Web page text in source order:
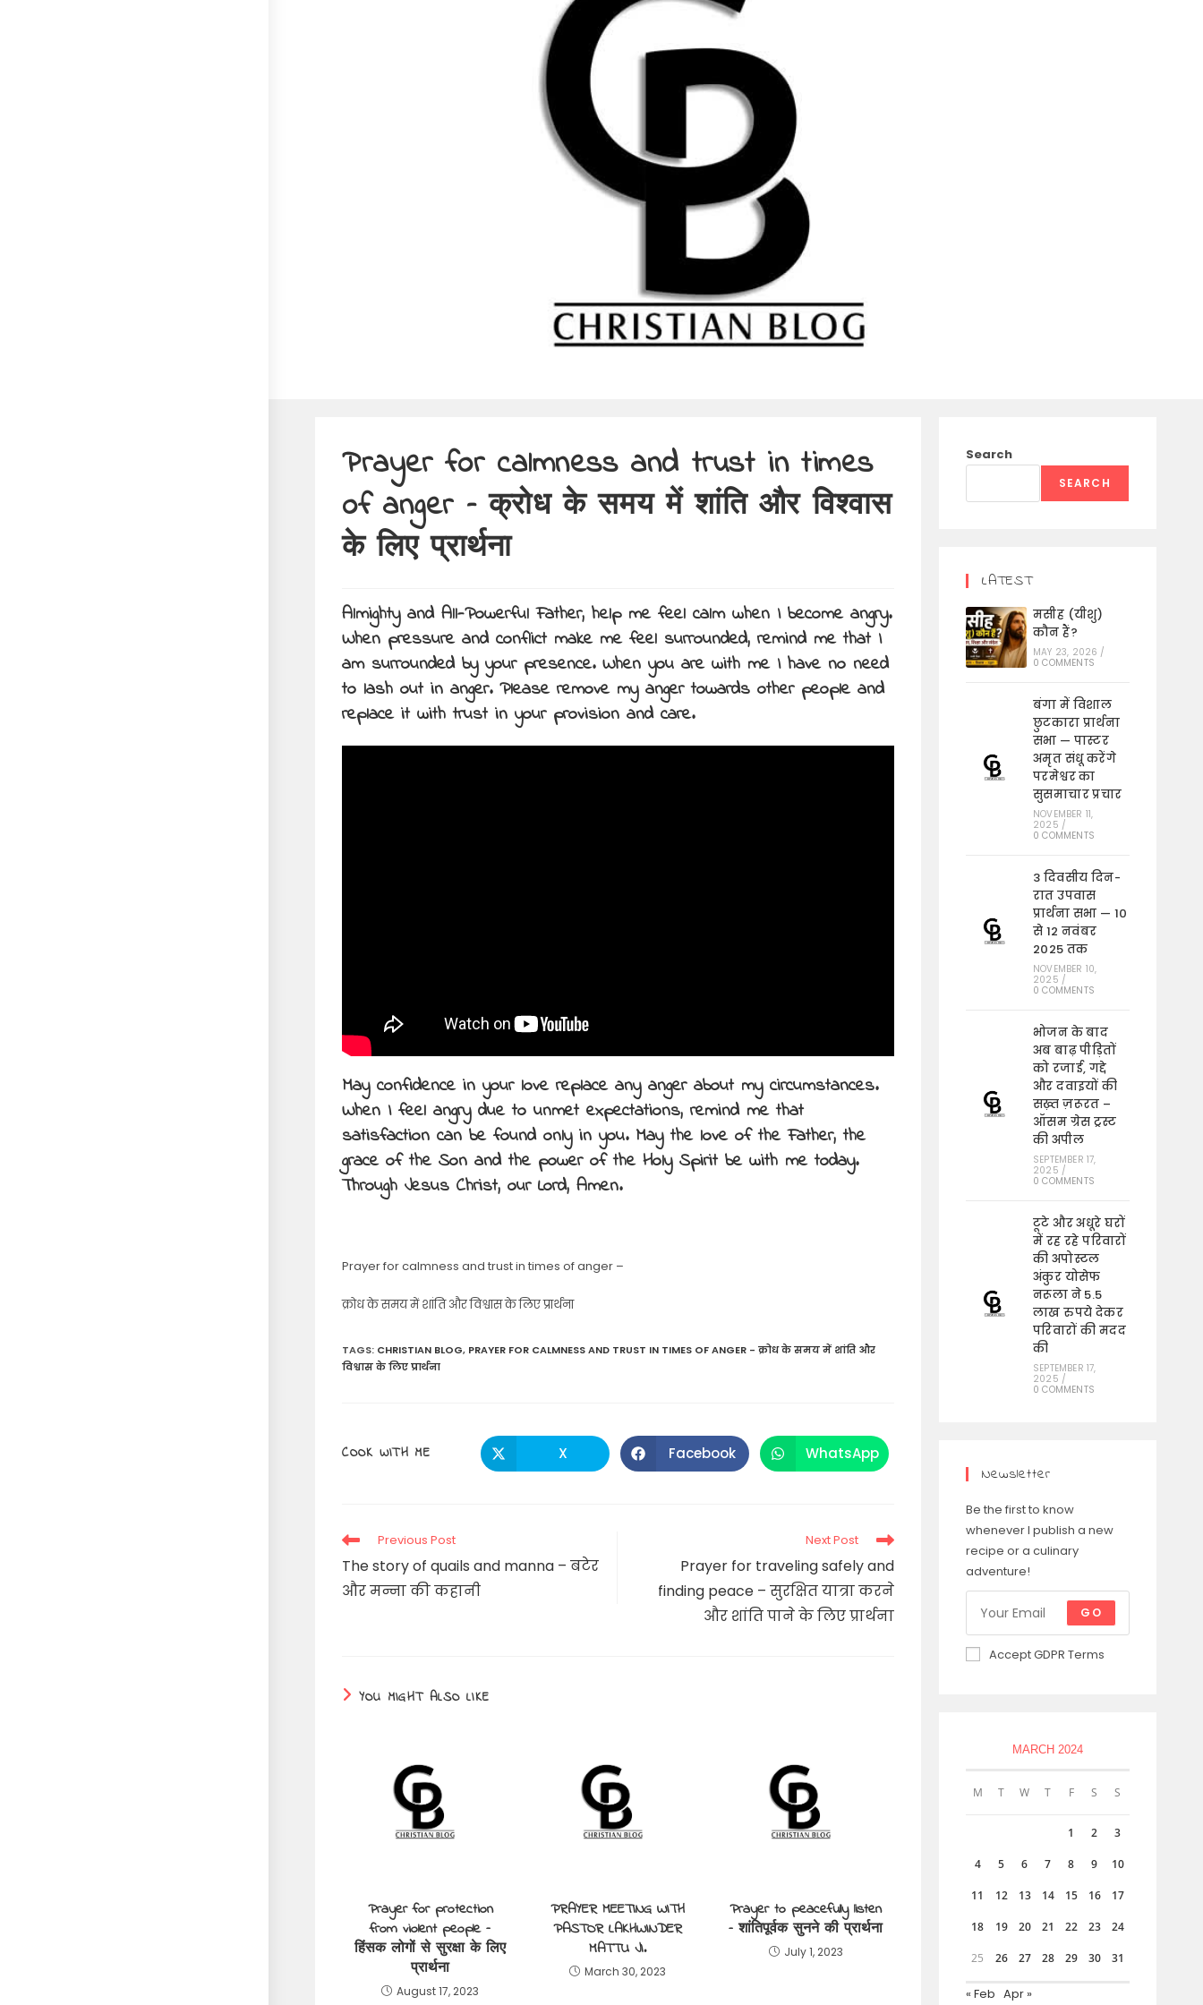
Prayer for calmness and trust in times
of anger – क्रोध के समय में शांति और विश्वास
के लिए प्रार्थना
Almighty and All-Powerful Father, help me feel calm when I become angry.
When pressure and conflict make me feel surrounded, remind me that I
am surrounded by your presence. When you are with me I have no need
to lash out in anger. Please remove my anger towards other people and
replace it with trust in your provision and care.
May confidence in your love replace any anger about my circumstances.
When I feel angry due to unmet expectations, remind me that
satisfaction can be found only in you. May the love of the Father, the
grace of the Son and the power of the Holy Spirit be with me today.
Through Jesus Christ, our Lord, Amen.
Prayer for calmness and trust in times of anger –
क्रोध के समय में शांति और विश्वास के लिए प्रार्थना
TAGS: CHRISTIAN BLOG, PRAYER FOR CALMNESS AND TRUST IN TIMES OF ANGER - क्रोध के समय में शांति और
विश्वास के लिए प्रार्थना
COOK WITH MESHARE
Opens
in
X Opens
in
Facebook Opens
in
WhatsApp
Read
more
articles
Previous Post
The story of quails and manna – बटेर
और मन्ना की कहानी
Next Post
Prayer for traveling safely and
finding peace – सुरक्षित यात्रा करने
और शांति पाने के लिए प्रार्थना
YOU MIGHT ALSO LIKE
Prayer for protection
from violent people –
हिंसक लोगों से सुरक्षा के लिए
प्रार्थना
August 17, 2023
PRAYER MEETING WITH
PASTOR LAKHWINDER
MATTU JI.
March 30, 2023
Prayer to peacefully listen
– शांतिपूर्वक सुनने की प्रार्थना
July 1, 2023
Search
SEARCH
LATEST
मसीह (यीशु)
कौन हैं?
MAY 23, 2026 /
0 COMMENTS
बंगा में विशाल
छुटकारा प्रार्थना
सभा — पास्टर
अमृत संधू करेंगे
परमेश्वर का
सुसमाचार प्रचार
NOVEMBER 11,
2025 /
0 COMMENTS
3 दिवसीय दिन-
रात उपवास
प्रार्थना सभा — 10
से 12 नवंबर
2025 तक
NOVEMBER 10,
2025 /
0 COMMENTS
भोजन के बाद
अब बाढ़ पीड़ितों
को रजाई, गद्दे
और दवाइयों की
सख़्त ज़रूरत –
ऑसम ग्रेस ट्रस्ट
की अपील
SEPTEMBER 17,
2025 /
0 COMMENTS
टूटे और अधूरे घरों
में रह रहे परिवारों
की अपोस्टल
अंकुर योसेफ
नरूला ने 5.5
लाख रुपये देकर
परिवारों की मदद
की
SEPTEMBER 17,
2025 /
0 COMMENTS
Newsletter
Be the first to know
whenever I publish a new
recipe or a culinary
adventure!
GO
Accept GDPR Terms
MARCH 2024
M T W T F S S
1 2 3
4 5 6 7 8 9 10
11 12 13 14 15 16 17
18 19 20 21 22 23 24
25 26 27 28 29 30 31
« Feb Apr »